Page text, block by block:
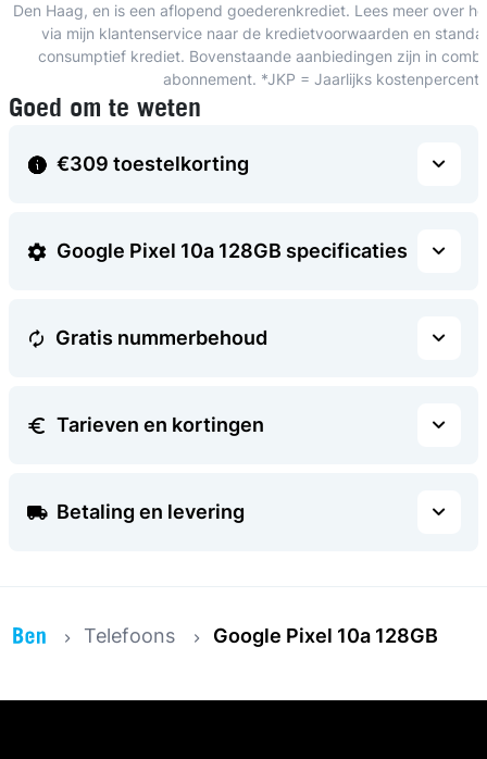
Den Haag, en is een aflopend goederenkrediet. Lees meer over
via mijn klantenservice naar de kredietvoorwaarden en
consumptief krediet. Bovenstaande aanbiedingen zijn in
abonnement. *JKP = Jaarlijks
Goed om te weten
€309 toestelkorting
Google Pixel 10a 128GB specificaties
Gratis nummerbehoud
Tarieven en kortingen
Betaling en levering
Telefoons Google Pixel 10a 128GB